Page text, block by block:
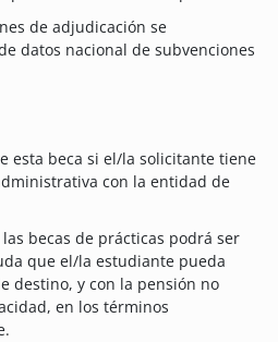
de adjudicación se
datos nacional de subvenciones
esta beca si el/la solicitante tiene
con la entidad de
becas de prácticas podrá ser
que el/la estudiante pueda
destino, y con la pensión no
en los términos